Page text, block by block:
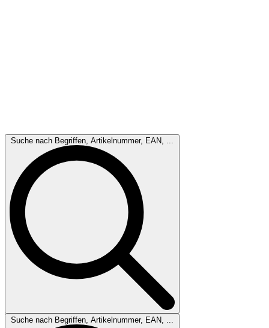
Suche nach Begriffen, Artikelnummer, EAN, ...
Suche nach Begriffen, Artikelnummer, EAN, ...